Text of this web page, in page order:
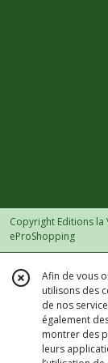
Copyright Editions la
eProShopping
Afin de vous
utilisons des
de nos
également
montrer des
leurs